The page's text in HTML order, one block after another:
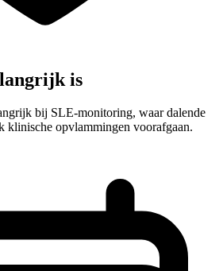
is
bij SLE-monitoring, waar dalende
klinische opvlammingen voorafgaan.